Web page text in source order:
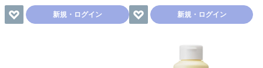
新規・ログイン 新規・ログイン